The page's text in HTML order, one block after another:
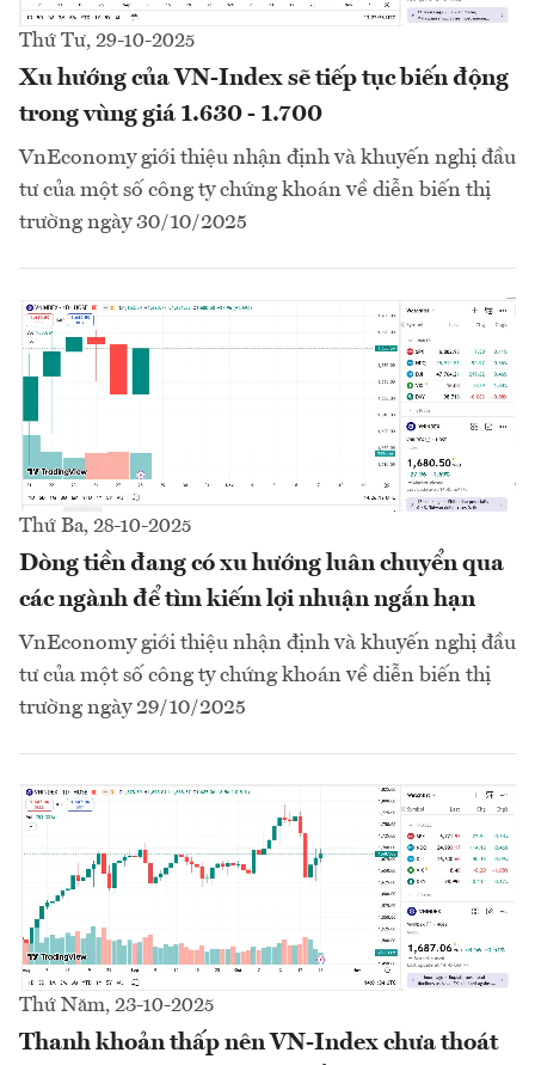
Thứ Tư, 29-10-2025
Xu hướng của VN-Index sẽ tiếp tục biến động
trong vùng giá 1.630 - 1.700
VnEconomy giới thiệu nhận định và khuyến nghị đầu
tư của một số công ty chứng khoán về diễn biến thị
trường ngày 30/10/2025
Thứ Ba, 28-10-2025
Dòng tiền đang có xu hướng luân chuyển qua
các ngành để tìm kiếm lợi nhuận ngắn hạn
VnEconomy giới thiệu nhận định và khuyến nghị đầu
tư của một số công ty chứng khoán về diễn biến thị
trường ngày 29/10/2025
Thứ Năm, 23-10-2025
Thanh khoản thấp nên VN-Index chưa thoát